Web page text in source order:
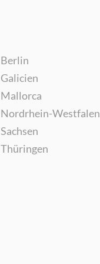
Berlin
Galicien
Mallorca
Nordrhein-Westfalen
Sachsen
Thüringen